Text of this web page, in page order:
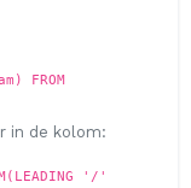
FROM
in de kolom:
'/'